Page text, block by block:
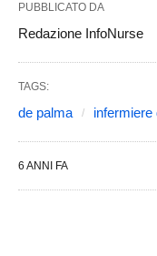
PUBBLICATO DA
Redazione InfoNurse
TAGS:
de palma infermiere
6 ANNI FA